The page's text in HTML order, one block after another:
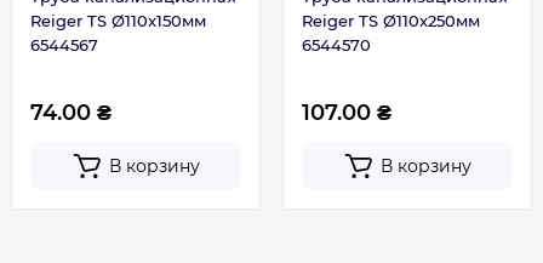
Reiger TS Ø110х150мм
6544567
74.00 ₴
В корзину
Reiger TS Ø110х250мм
6544570
107.00 ₴
В корзину